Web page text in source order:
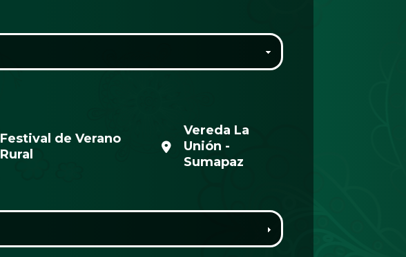
Festival de Verano
Rural
Vereda La
Unión -
Sumapaz